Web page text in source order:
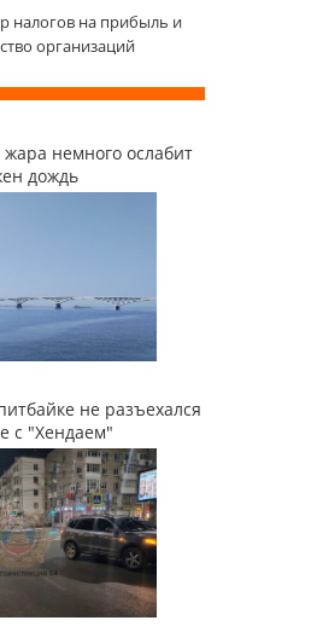
налогов на прибыль и
организаций
жара немного ослабит
дождь
не разъехался
с "Хендаем"